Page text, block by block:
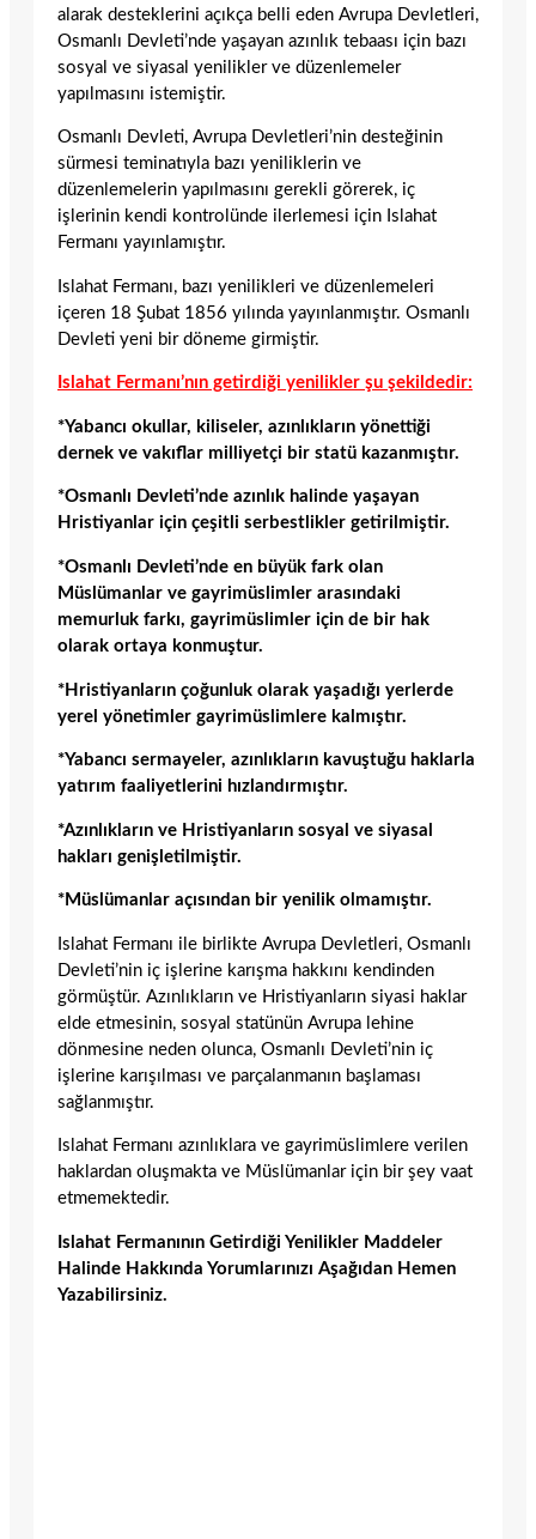
alarak desteklerini açıkça belli eden Avrupa Devletleri,
Osmanlı Devleti’nde yaşayan azınlık tebaası için bazı
sosyal ve siyasal yenilikler ve düzenlemeler
yapılmasını istemiştir.
Osmanlı Devleti, Avrupa Devletleri’nin desteğinin
sürmesi teminatıyla bazı yeniliklerin ve
düzenlemelerin yapılmasını gerekli görerek, iç
işlerinin kendi kontrolünde ilerlemesi için Islahat
Fermanı yayınlamıştır.
Islahat Fermanı, bazı yenilikleri ve düzenlemeleri
içeren 18 Şubat 1856 yılında yayınlanmıştır. Osmanlı
Devleti yeni bir döneme girmiştir.
Islahat Fermanı’nın getirdiği yenilikler şu şekildedir:
*Yabancı okullar, kiliseler, azınlıkların yönettiği
dernek ve vakıflar milliyetçi bir statü kazanmıştır.
*Osmanlı Devleti’nde azınlık halinde yaşayan
Hristiyanlar için çeşitli serbestlikler getirilmiştir.
*Osmanlı Devleti’nde en büyük fark olan
Müslümanlar ve gayrimüslimler arasındaki
memurluk farkı, gayrimüslimler için de bir hak
olarak ortaya konmuştur.
*Hristiyanların çoğunluk olarak yaşadığı yerlerde
yerel yönetimler gayrimüslimlere kalmıştır.
*Yabancı sermayeler, azınlıkların kavuştuğu haklarla
yatırım faaliyetlerini hızlandırmıştır.
*Azınlıkların ve Hristiyanların sosyal ve siyasal
hakları genişletilmiştir.
*Müslümanlar açısından bir yenilik olmamıştır.
Islahat Fermanı ile birlikte Avrupa Devletleri, Osmanlı
Devleti’nin iç işlerine karışma hakkını kendinden
görmüştür. Azınlıkların ve Hristiyanların siyasi haklar
elde etmesinin, sosyal statünün Avrupa lehine
dönmesine neden olunca, Osmanlı Devleti’nin iç
işlerine karışılması ve parçalanmanın başlaması
sağlanmıştır.
Islahat Fermanı azınlıklara ve gayrimüslimlere verilen
haklardan oluşmakta ve Müslümanlar için bir şey vaat
etmemektedir.
Islahat Fermanının Getirdiği Yenilikler Maddeler
Halinde Hakkında Yorumlarınızı Aşağıdan Hemen
Yazabilirsiniz.